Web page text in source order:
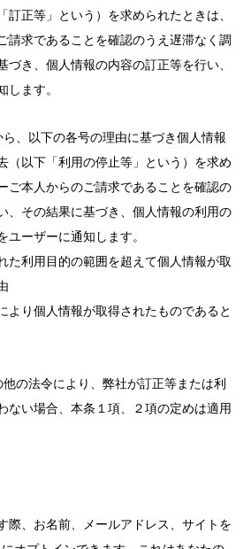
訂正等」という）を求められたときは、
請求であることを確認のうえ遅滞なく調
づき、個人情報の内容の訂正等を行い、
します。
、以下の各号の理由に基づき個人情報
（以下「利用の停止等」という）を求め
ご本人からのご請求であることを確認の
、その結果に基づき、個人情報の利用の
ユーザーに通知します。
利用目的の範囲を超えて個人情報が取
り個人情報が取得されたものであると
の法令により、弊社が訂正等または利
ない場合、本条１項、２項の定めは適用
際、お名前、メールアドレス、サイトを